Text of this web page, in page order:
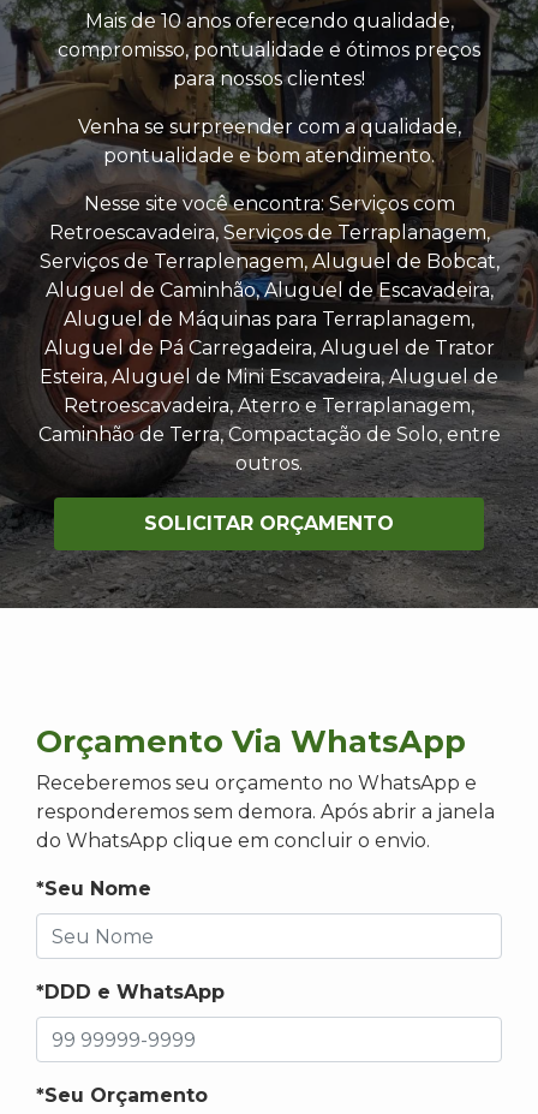
Mais de 10 anos oferecendo qualidade,
compromisso, pontualidade e ótimos preços
para nossos clientes!
Venha se surpreender com a qualidade,
pontualidade e bom atendimento.
Nesse site você encontra: Serviços com
Retroescavadeira, Serviços de Terraplanagem,
Serviços de Terraplenagem, Aluguel de Bobcat,
Aluguel de Caminhão, Aluguel de Escavadeira,
Aluguel de Máquinas para Terraplanagem,
Aluguel de Pá Carregadeira, Aluguel de Trator
Esteira, Aluguel de Mini Escavadeira, Aluguel de
Retroescavadeira, Aterro e Terraplanagem,
Caminhão de Terra, Compactação de Solo, entre
outros.
SOLICITAR ORÇAMENTO
Orçamento Via WhatsApp
Receberemos seu orçamento no WhatsApp e
responderemos sem demora. Após abrir a janela
do WhatsApp clique em concluir o envio.
*Seu Nome
*DDD e WhatsApp
*Seu Orçamento